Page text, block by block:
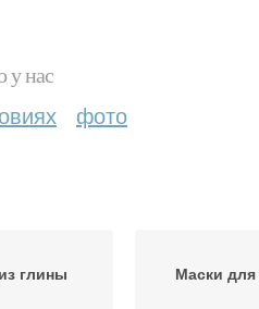
у нас
фото
глины Маски